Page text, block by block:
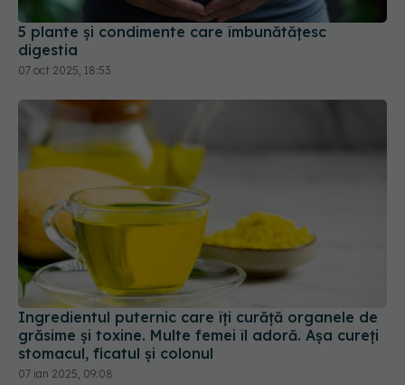
5 plante și condimente care îmbunătățesc
digestia
07 oct 2025, 18:53
Ingredientul puternic care îți curăță organele de
grăsime și toxine. Multe femei îl adoră. Așa cureți
stomacul, ficatul și colonul
07 ian 2025, 09:08